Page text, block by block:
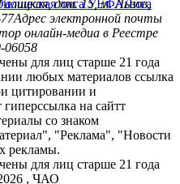
лига УЕФАЛига
дом. 15, м. Львов,
Адрес электронной почты
онлайн-медиа в Реестре
06058
для лиц старше 21 года
любых материалов ссылка
цитировании и
на сайтт
со знаком
"Реклама", "Новости
рекламы.
для лиц старше 21 года
, ЧАО